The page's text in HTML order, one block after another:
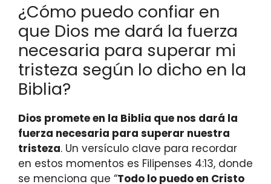
¿Cómo puedo confiar en
que Dios me dará la fuerza
necesaria para superar mi
tristeza según lo dicho en la
Biblia?
Dios promete en la Biblia que nos dará la
fuerza necesaria para superar nuestra
tristeza. Un versículo clave para recordar
en estos momentos es Filipenses 4:13, donde
se menciona que “Todo lo puedo en Cristo